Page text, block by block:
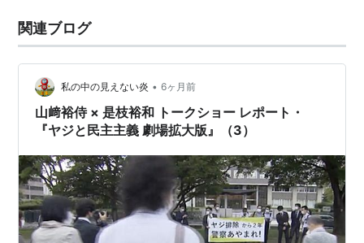
関連ブログ
私の中の見えない炎 • 6ヶ月前
山﨑裕侍 × 是枝裕和 トークショー レポート・
『ヤジと民主主義 劇場拡大版』（3）